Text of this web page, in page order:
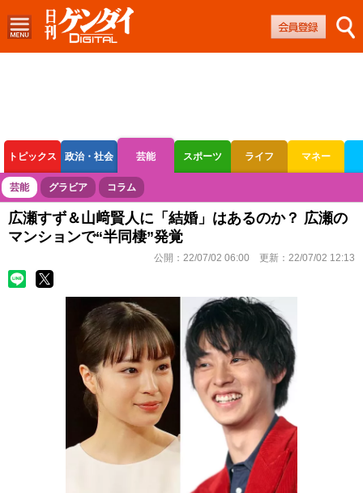
トピックス 政治・社会 芸能 スポーツ ライフ マネー
ボートレース 競輪 オートレース
芸能 グラビア コラム
広瀬すず＆山﨑賢人に「結婚」はあるのか？ 広瀬の
マンションで“半同棲”発覚
公開： 22/07/02 06:00 更新： 22/07/02 12:13